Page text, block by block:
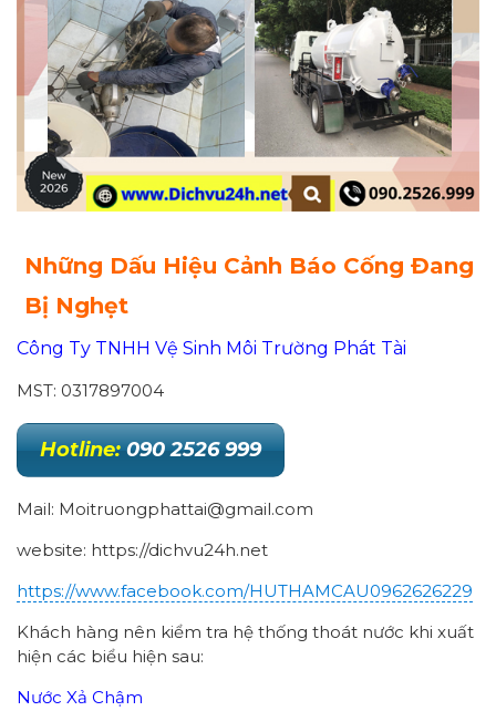
Những Dấu Hiệu Cảnh Báo Cống Đang
Bị Nghẹt
Công Ty TNHH Vệ Sinh Môi Trường Phát Tài
MST: 0317897004
Hotline: 090 2526 999
Mail: Moitruongphattai@gmail.com
website: https://dichvu24h.net
https://www.facebook.com/HUTHAMCAU0962626229
Khách hàng nên kiểm tra hệ thống thoát nước khi xuất
hiện các biểu hiện sau:
Nước Xả Chậm